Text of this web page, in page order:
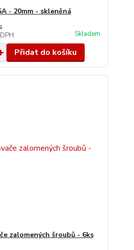
- 20mm - skleněná
Skladem
Přidat do košíku
zalomených šroubů - 6ks